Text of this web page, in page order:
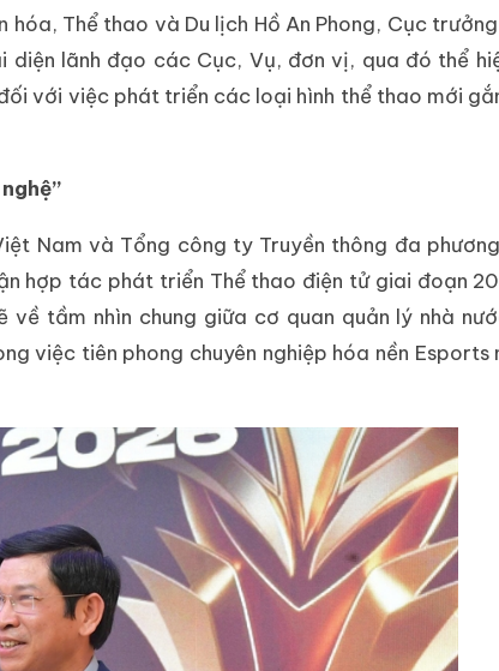
Thể thao và Du lịch Hồ An Phong, Cục
lãnh đạo các Cục, Vụ, đơn vị, qua đó thể
với việc phát triển các loại hình thể thao mới
Nam và Tổng công ty Truyền thông đa
hợp tác phát triển Thể thao điện tử giai đoạn
về tầm nhìn chung giữa cơ quan quản lý nhà
việc tiên phong chuyên nghiệp hóa nền Esports